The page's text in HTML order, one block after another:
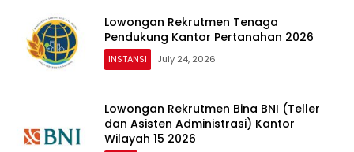
Lowongan Rekrutmen Tenaga
Pendukung Kantor Pertanahan 2026
INSTANSI July 24, 2026
Lowongan Rekrutmen Bina BNI (Teller
dan Asisten Administrasi) Kantor
Wilayah 15 2026